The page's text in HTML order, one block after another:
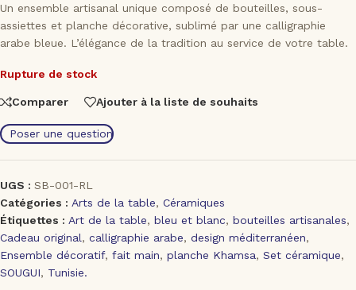
Un ensemble artisanal unique composé de bouteilles, sous-
assiettes et planche décorative, sublimé par une calligraphie
arabe bleue. L’élégance de la tradition au service de votre table.
Rupture de stock
Comparer Ajouter à la liste de souhaits
Poser une question
UGS : SB-001-RL
Catégories : Arts de la table, Céramiques
Étiquettes : Art de la table, bleu et blanc, bouteilles artisanales,
Cadeau original, calligraphie arabe, design méditerranéen,
Ensemble décoratif, fait main, planche Khamsa, Set céramique,
SOUGUI, Tunisie.